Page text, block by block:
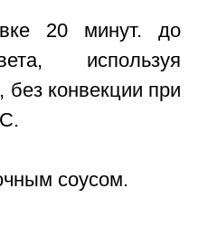
20 минут. до
используя
конвекции при
соусом.